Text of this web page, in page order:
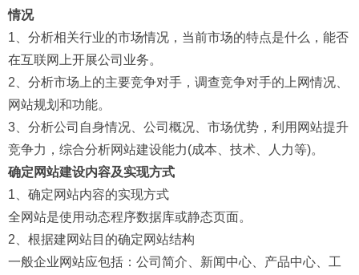
情况
1、分析相关行业的市场情况，当前市场的特点是什么，能否
在互联网上开展公司业务。
2、分析市场上的主要竞争对手，调查竞争对手的上网情况、
网站规划和功能。
3、分析公司自身情况、公司概况、市场优势，利用网站提升
竞争力，综合分析网站建设能力(成本、技术、人力等)。
确定网站建设内容及实现方式
1、确定网站内容的实现方式
全网站是使用动态程序数据库或静态页面。
2、根据建网站目的确定网站结构
一般企业网站应包括：公司简介、新闻中心、产品中心、工